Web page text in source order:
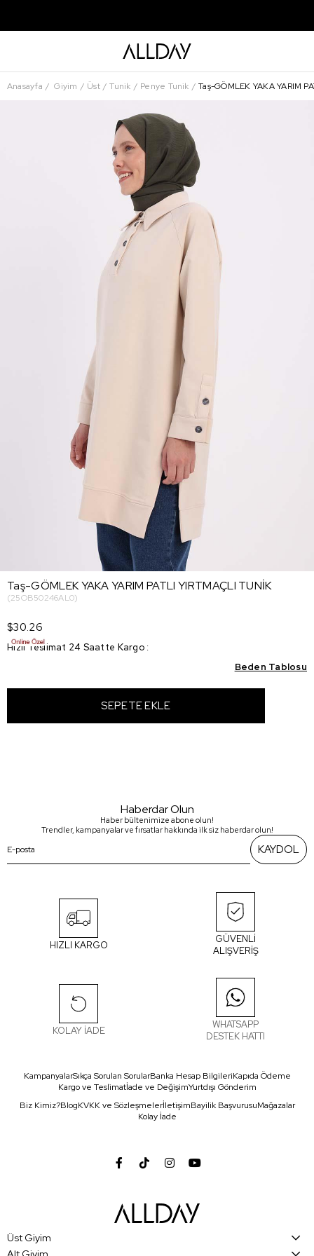
Anasayfa Giyim Üst Tunik Penye Tunik Taş-GÖMLEK YAKA YARIM
Taş-GÖMLEK YAKA YARIM PATLI YIRTMAÇLI TUNİK
(25OB50246AL0)
$30.26
Hızlı Teslimat 24 Saatte Kargo :
Beden Tablosu
Haberdar Olun
Haber bültenimize abone olun!
Trendler, kampanyalar ve fırsatlar hakkında ilk siz haberdar olun!
KAYDOL
HIZLI KARGO
GÜVENLİ
ALIŞVERİŞ
KOLAY İADE
WHATSAPP
DESTEK HATTI
KampanyalarSıkça Sorulan SorularBanka Hesap BilgileriKapıda Ödeme
Kargo ve Teslimatİade ve DeğişimYurtdışı Gönderim
Biz Kimiz?BlogKVKK ve SözleşmelerİletişimBayilik BaşvurusuMağazalar
Kolay İade
Üst Giyim